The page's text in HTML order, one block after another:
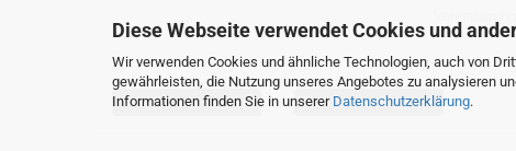
Diese Webseite verwendet Cookies und
Wir verwenden Cookies und ähnliche Technologien, auch von
gewährleisten, die Nutzung unseres Angebotes zu analysieren
Informationen finden Sie in unserer Datenschutzerklärung.
Vertrag widerrufen Vertrag widerrufen